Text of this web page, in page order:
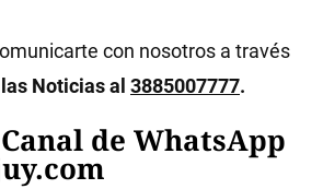
con nosotros a través
Noticias al 3885007777.
de WhatsApp